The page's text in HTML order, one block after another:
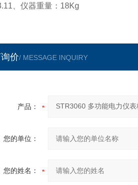
、仪器重量：18Kg
价/ MESSAGE INQUIRY
产品：
您的单位：
您的姓名：